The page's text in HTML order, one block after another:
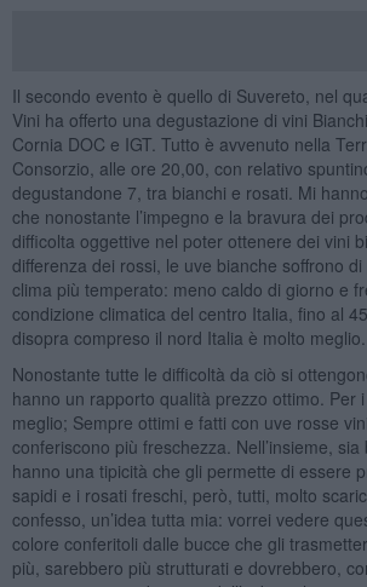
Il secondo evento è quello di Suvereto, nel
Vini ha offerto una degustazione di vini
Cornia DOC e IGT. Tutto è avvenuto nella
Consorzio, alle ore 20,00, con relativo
degustandone 7, tra bianchi e rosati. Mi
che nonostante l’impegno e la bravura dei
difficolta oggettive nel poter ottenere dei vini
differenza dei rossi, le uve bianche soffrono
clima più temperato: meno caldo di giorno e
condizione climatica del centro Italia, fino al
disopra compreso il nord Italia è molto meglio.
Nonostante tutte le difficoltà da ciò si
hanno un rapporto qualità prezzo ottimo. Per
meglio; Sempre ottimi e fatti con uve rosse
conferiscono più freschezza. Nell’insieme, sia
hanno una tipicità che gli permette di essere
sapidi e i rosati freschi, però, tutti, molto
confesso, un’idea tutta mia: vorrei vedere
colore conferitoli dalle bucce che gli
più, sarebbero più strutturati e dovrebbero,